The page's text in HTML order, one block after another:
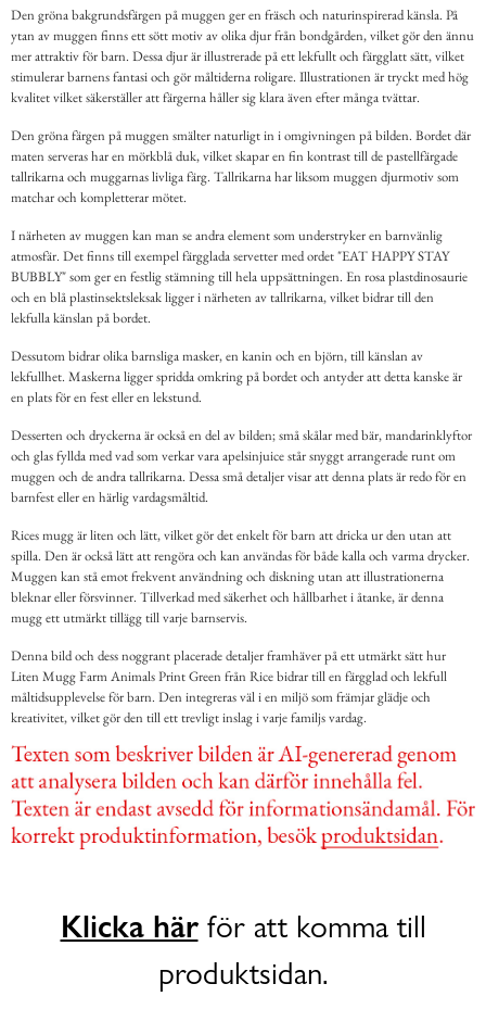
Den gröna bakgrundsfärgen på muggen ger en fräsch och naturinspirerad känsla. På
ytan av muggen finns ett sött motiv av olika djur från bondgården, vilket gör den ännu
mer attraktiv för barn. Dessa djur är illustrerade på ett lekfullt och färgglatt sätt, vilket
stimulerar barnens fantasi och gör måltiderna roligare. Illustrationen är tryckt med hög
kvalitet vilket säkerställer att färgerna håller sig klara även efter många tvättar.
Den gröna färgen på muggen smälter naturligt in i omgivningen på bilden. Bordet där
maten serveras har en mörkblå duk, vilket skapar en fin kontrast till de pastellfärgade
tallrikarna och muggarnas livliga färg. Tallrikarna har liksom muggen djurmotiv som
matchar och kompletterar mötet.
I närheten av muggen kan man se andra element som understryker en barnvänlig
atmosfär. Det finns till exempel färgglada servetter med ordet "EAT HAPPY STAY
BUBBLY" som ger en festlig stämning till hela uppsättningen. En rosa plastdinosaurie
och en blå plastinsektsleksak ligger i närheten av tallrikarna, vilket bidrar till den
lekfulla känslan på bordet.
Dessutom bidrar olika barnsliga masker, en kanin och en björn, till känslan av
lekfullhet. Maskerna ligger spridda omkring på bordet och antyder att detta kanske är
en plats för en fest eller en lekstund.
Desserten och dryckerna är också en del av bilden; små skålar med bär, mandarinklyftor
och glas fyllda med vad som verkar vara apelsinjuice står snyggt arrangerade runt om
muggen och de andra tallrikarna. Dessa små detaljer visar att denna plats är redo för en
barnfest eller en härlig vardagsmåltid.
Rices mugg är liten och lätt, vilket gör det enkelt för barn att dricka ur den utan att
spilla. Den är också lätt att rengöra och kan användas för både kalla och varma drycker.
Muggen kan stå emot frekvent användning och diskning utan att illustrationerna
bleknar eller försvinner. Tillverkad med säkerhet och hållbarhet i åtanke, är denna
mugg ett utmärkt tillägg till varje barnservis.
Denna bild och dess noggrant placerade detaljer framhäver på ett utmärkt sätt hur
Liten Mugg Farm Animals Print Green från Rice bidrar till en färgglad och lekfull
måltidsupplevelse för barn. Den integreras väl i en miljö som främjar glädje och
kreativitet, vilket gör den till ett trevligt inslag i varje familjs vardag.
Klicka härför att komma till
produktsidan.